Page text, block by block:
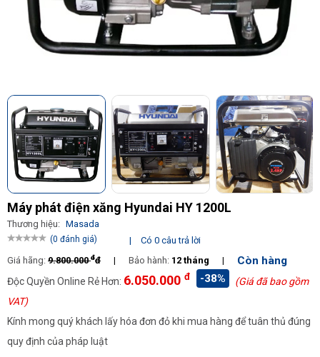
Máy phát điện xăng Hyundai HY 1200L
Thương hiệu: Masada
(0 đánh giá) |
Có 0 câu trả lời
Giá hãng: 9.800.000đđ | Bảo hành: 12 tháng | Còn hàng
Độc Quyền Online Rẻ Hơn: 6.050.000 đ -38%
(Giá đã bao gồm
VAT)
Kính mong quý khách lấy hóa đơn đỏ khi mua hàng để tuân thủ đúng
quy định của pháp luật